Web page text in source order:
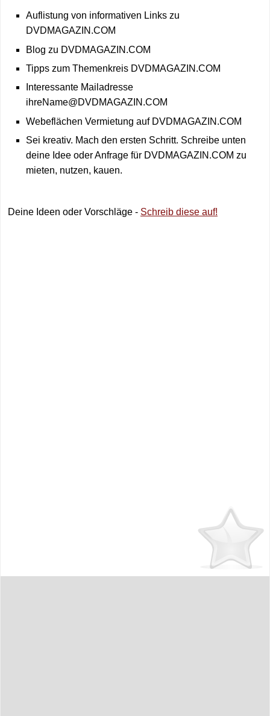
Auflistung von informativen Links zu
DVDMAGAZIN.COM
Blog zu DVDMAGAZIN.COM
Tipps zum Themenkreis DVDMAGAZIN.COM
Interessante Mailadresse
ihreName@DVDMAGAZIN.COM
Webeflächen Vermietung auf DVDMAGAZIN.COM
Sei kreativ. Mach den ersten Schritt. Schreibe unten
deine Idee oder Anfrage für DVDMAGAZIN.COM zu
mieten, nutzen, kauen.
Deine Ideen oder Vorschläge - Schreib diese auf!